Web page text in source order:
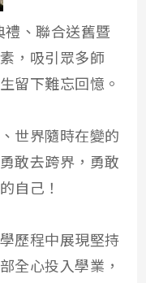
、聯合送舊暨
，吸引眾多師
留下難忘回憶。
世界隨時在變的
敢去跨界，勇敢
自己！
歷程中展現堅持
全心投入學業，